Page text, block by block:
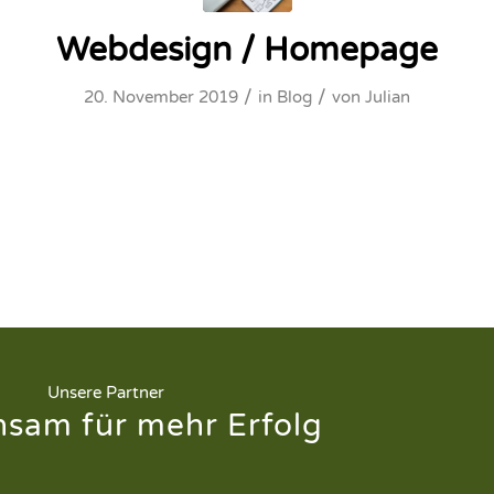
Webdesign / Homepage
20. November 2019 / in Blog / von Julian
Unsere Partner
für mehr Erfolg